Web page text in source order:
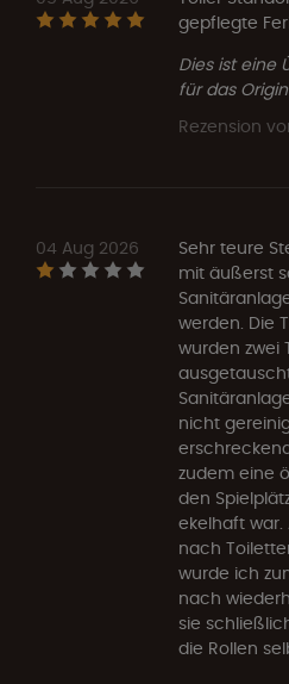
gepflegte
Dies ist eine
für das
Rezension
04 Aug 2026
Sehr teure
mit äußerst
werden. Die
wurden zwei
nicht
zudem eine
den
ekelhaft war.
nach
wurde ich
nach
sie
die Rollen